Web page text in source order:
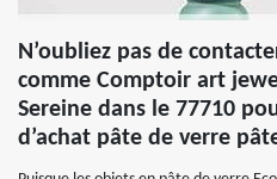
N’oubliez pas de
comme Comptoir art
Sereine dans le 77710
d’achat pâte de verre